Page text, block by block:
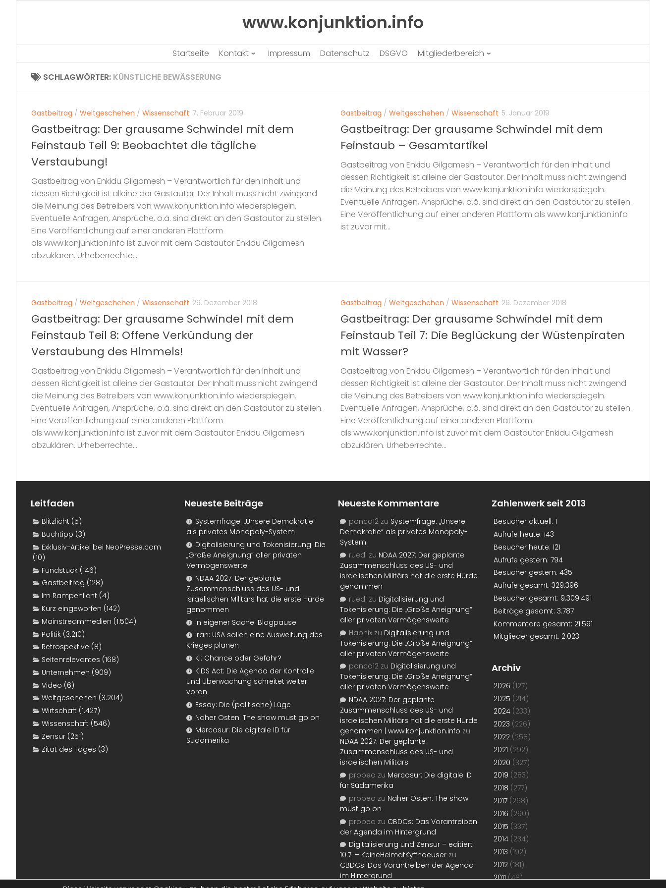
www.konjunktion.info
Startseite Kontakt Impressum Datenschutz DSGVO Mitgliederbereich
SCHLAGWÖRTER: KÜNSTLICHE BEWÄSSERUNG
Gastbeitrag / Weltgeschehen / Wissenschaft 7. Februar 2019
Gastbeitrag: Der grausame Schwindel mit dem
Feinstaub Teil 9: Beobachtet die tägliche
Verstaubung!
Gastbeitrag von Enkidu Gilgamesh – Verantwortlich für den Inhalt und
dessen Richtigkeit ist alleine der Gastautor. Der Inhalt muss nicht zwingend
die Meinung des Betreibers von www.konjunktion.info wiederspiegeln.
Eventuelle Anfragen, Ansprüche, o.ä. sind direkt an den Gastautor zu stellen.
Eine Veröffentlichung auf einer anderen Plattform
als www.konjunktion.info ist zuvor mit dem Gastautor Enkidu Gilgamesh
abzuklären. Urheberrechte...
Gastbeitrag / Weltgeschehen / Wissenschaft 5. Januar 2019
Gastbeitrag: Der grausame Schwindel mit dem
Feinstaub – Gesamtartikel
Gastbeitrag von Enkidu Gilgamesh – Verantwortlich für den Inhalt und
dessen Richtigkeit ist alleine der Gastautor. Der Inhalt muss nicht zwingend
die Meinung des Betreibers von www.konjunktion.info wiederspiegeln.
Eventuelle Anfragen, Ansprüche, o.ä. sind direkt an den Gastautor zu stellen.
Eine Veröffentlichung auf einer anderen Plattform als www.konjunktion.info
ist zuvor mit...
Gastbeitrag / Weltgeschehen / Wissenschaft 29. Dezember 2018
Gastbeitrag: Der grausame Schwindel mit dem
Feinstaub Teil 8: Offene Verkündung der
Verstaubung des Himmels!
Gastbeitrag von Enkidu Gilgamesh – Verantwortlich für den Inhalt und
dessen Richtigkeit ist alleine der Gastautor. Der Inhalt muss nicht zwingend
die Meinung des Betreibers von www.konjunktion.info wiederspiegeln.
Eventuelle Anfragen, Ansprüche, o.ä. sind direkt an den Gastautor zu stellen.
Eine Veröffentlichung auf einer anderen Plattform
als www.konjunktion.info ist zuvor mit dem Gastautor Enkidu Gilgamesh
abzuklären. Urheberrechte...
Gastbeitrag / Weltgeschehen / Wissenschaft 26. Dezember 2018
Gastbeitrag: Der grausame Schwindel mit dem
Feinstaub Teil 7: Die Beglückung der Wüstenpiraten
mit Wasser?
Gastbeitrag von Enkidu Gilgamesh – Verantwortlich für den Inhalt und
dessen Richtigkeit ist alleine der Gastautor. Der Inhalt muss nicht zwingend
die Meinung des Betreibers von www.konjunktion.info wiederspiegeln.
Eventuelle Anfragen, Ansprüche, o.ä. sind direkt an den Gastautor zu stellen.
Eine Veröffentlichung auf einer anderen Plattform
als www.konjunktion.info ist zuvor mit dem Gastautor Enkidu Gilgamesh
abzuklären. Urheberrechte...
Leitfaden
Blitzlicht (5)
Buchtipp (3)
Exklusiv-Artikel bei NeoPresse.com
(10)
Fundstück (146)
Gastbeitrag (128)
Im Rampenlicht (4)
Kurz eingeworfen (142)
Mainstreammedien (1.504)
Politik (3.210)
Retrospektive (8)
Seitenrelevantes (168)
Unternehmen (909)
Video (6)
Weltgeschehen (3.204)
Wirtschaft (1.427)
Wissenschaft (546)
Zensur (251)
Zitat des Tages (3)
Neueste Beiträge
Systemfrage: „Unsere Demokratie“
als privates Monopoly-System
Digitalisierung und Tokenisierung: Die
„Große Aneignung“ aller privaten
Vermögenswerte
NDAA 2027: Der geplante
Zusammenschluss des US- und
israelischen Militärs hat die erste Hürde
genommen
In eigener Sache: Blogpause
Iran: USA sollen eine Ausweitung des
Krieges planen
KI: Chance oder Gefahr?
KIDS Act: Die Agenda der Kontrolle
und Überwachung schreitet weiter
voran
Essay: Die (politische) Lüge
Naher Osten: The show must go on
Mercosur: Die digitale ID für
Südamerika
Neueste Kommentare
ponca12 zu Systemfrage: „Unsere
Demokratie“ als privates Monopoly-
System
ruedi zu NDAA 2027: Der geplante
Zusammenschluss des US- und
israelischen Militärs hat die erste Hürde
genommen
ruedi zu Digitalisierung und
Tokenisierung: Die „Große Aneignung“
aller privaten Vermögenswerte
Habnix zu Digitalisierung und
Tokenisierung: Die „Große Aneignung“
aller privaten Vermögenswerte
ponca12 zu Digitalisierung und
Tokenisierung: Die „Große Aneignung“
aller privaten Vermögenswerte
NDAA 2027: Der geplante
Zusammenschluss des US- und
israelischen Militärs hat die erste Hürde
genommen | www.konjunktion.info zu
NDAA 2027: Der geplante
Zusammenschluss des US- und
israelischen Militärs
probeo zu Mercosur: Die digitale ID
für Südamerika
probeo zu Naher Osten: The show
must go on
probeo zu CBDCs: Das Vorantreiben
der Agenda im Hintergrund
Digitalisierung und Zensur – editiert
10.7. – KeineHeimatKyffhaeuser zu
CBDCs: Das Vorantreiben der Agenda
im Hintergrund
Zahlenwerk seit 2013
Besucher aktuell: 1
Aufrufe heute: 143
Besucher heute: 121
Aufrufe gestern: 794
Besucher gestern: 435
Aufrufe gesamt: 329.396
Besucher gesamt: 9.309.491
Beiträge gesamt: 3.787
Kommentare gesamt: 21.591
Mitglieder gesamt: 2.023
Archiv
2026 (127)
2025 (214)
2024 (233)
2023 (226)
2022 (258)
2021 (292)
2020 (327)
2019 (283)
2018 (277)
2017 (268)
2016 (290)
2015 (337)
2014 (234)
2013 (192)
2012 (181)
2011(48)